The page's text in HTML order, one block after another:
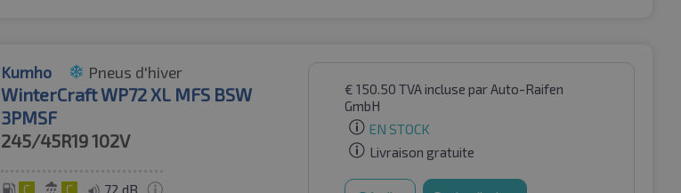
Kumho Pneus d'hiver
WinterCraft WP72 XL MFS BSW
3PMSF
245/45R19102V
C C 72 dB
€ 150.50 TVA incluse par Auto-Raifen
GmbH
EN STOCK
Livraison gratuite